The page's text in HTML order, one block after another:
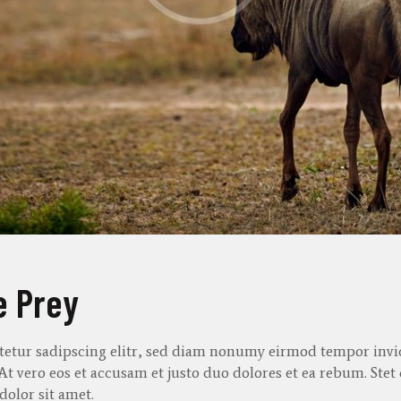
Prey
sadipscing elitr, sed diam nonumy eirmod tempor
vero eos et accusam et justo duo dolores et ea rebum. Stet
sit amet.